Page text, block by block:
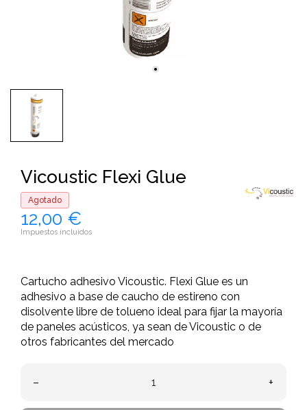
Vicoustic Flexi Glue
Agotado
12,00 €
Impuestos incluidos
Cartucho adhesivo Vicoustic. Flexi Glue es un
adhesivo a base de caucho de estireno con
disolvente libre de tolueno ideal para fijar la mayoría
de paneles acústicos, ya sean de Vicoustic o de
otros fabricantes del mercado
– +